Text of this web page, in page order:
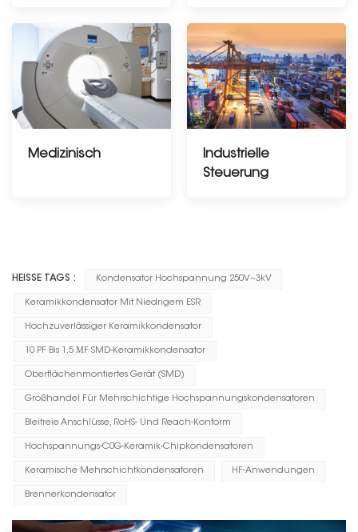
Medizinisch
Industrielle
Steuerung
HEISSE TAGS : Kondensator Hochspannung 250V~3kV
Keramikkondensator Mit Niedrigem ESR
Hochzuverlässiger Keramikkondensator
10 PF Bis 1,5 ΜF SMD-Keramikkondensator
Oberflächenmontiertes Gerät (SMD)
Großhandel Für Mehrschichtige Hochspannungskondensatoren
Bleifreie Anschlüsse, RoHS- Und Reach-Konform
Hochspannungs-C0G-Keramik-Chipkondensatoren
Keramische Mehrschichtkondensatoren HF-Anwendungen
Brennerkondensator